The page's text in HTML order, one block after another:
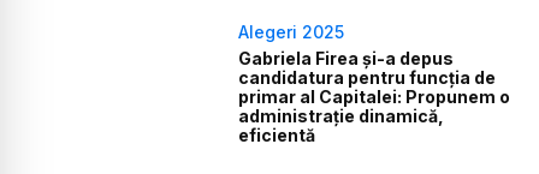
Alegeri 2025
Gabriela Firea şi-a depus
candidatura pentru funcţia de
primar al Capitalei: Propunem o
administraţie dinamică,
eficientă